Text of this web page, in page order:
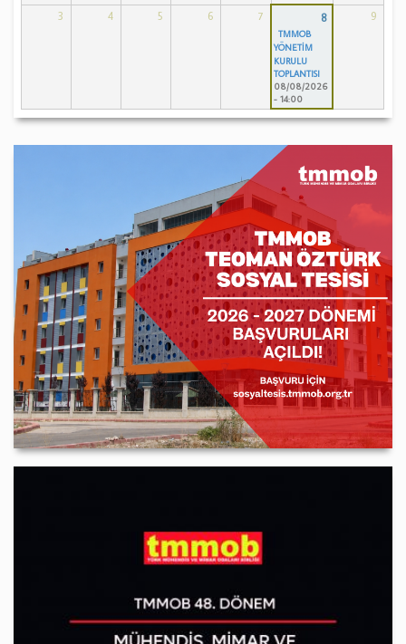
3
4 5 6 7 8 9
TMMOB
YÖNETİM
KURULU
TOPLANTISI
08/08/2026
- 14:00